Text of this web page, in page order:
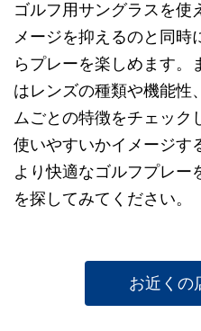
ゴルフ用サングラスを使
メージを抑えるのと同時
らプレーを楽しめます。
はレンズの種類や機能性
ムごとの特徴をチェック
使いやすいかイメージす
より快適なゴルフプレー
を探してみてください。
お近くの